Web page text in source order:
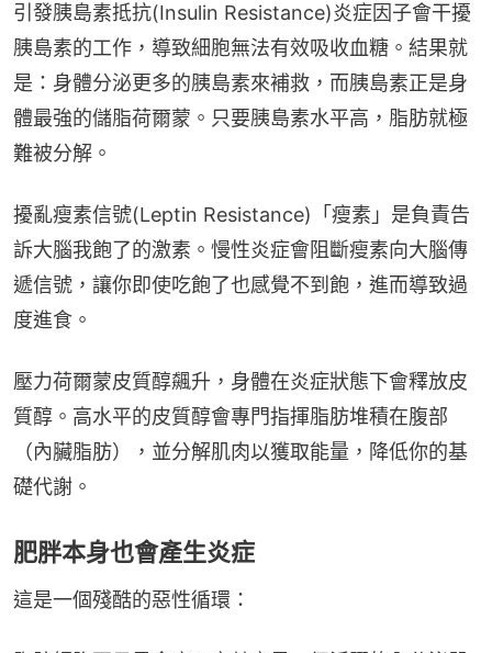
引發胰島素抵抗(Insulin Resistance)炎症因子會干擾
胰島素的工作，導致細胞無法有效吸收血糖。結果就
是：身體分泌更多的胰島素來補救，而胰島素正是身
體最強的儲脂荷爾蒙。只要胰島素水平高，脂肪就極
難被分解。
擾亂瘦素信號(Leptin Resistance)「瘦素」是負責告
訴大腦我飽了的激素。慢性炎症會阻斷瘦素向大腦傳
遞信號，讓你即使吃飽了也感覺不到飽，進而導致過
度進食。
壓力荷爾蒙皮質醇飆升，身體在炎症狀態下會釋放皮
質醇。高水平的皮質醇會專門指揮脂肪堆積在腹部
（內臟脂肪），並分解肌肉以獲取能量，降低你的基
礎代謝。
肥胖本身也會產生炎症
這是一個殘酷的惡性循環：